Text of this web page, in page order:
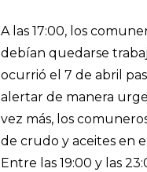
A las 17:00, los
debían quedarse
ocurrió el 7 de abril
alertar de manera
vez más, los
de crudo y aceites en
Entre las 19:00 y las